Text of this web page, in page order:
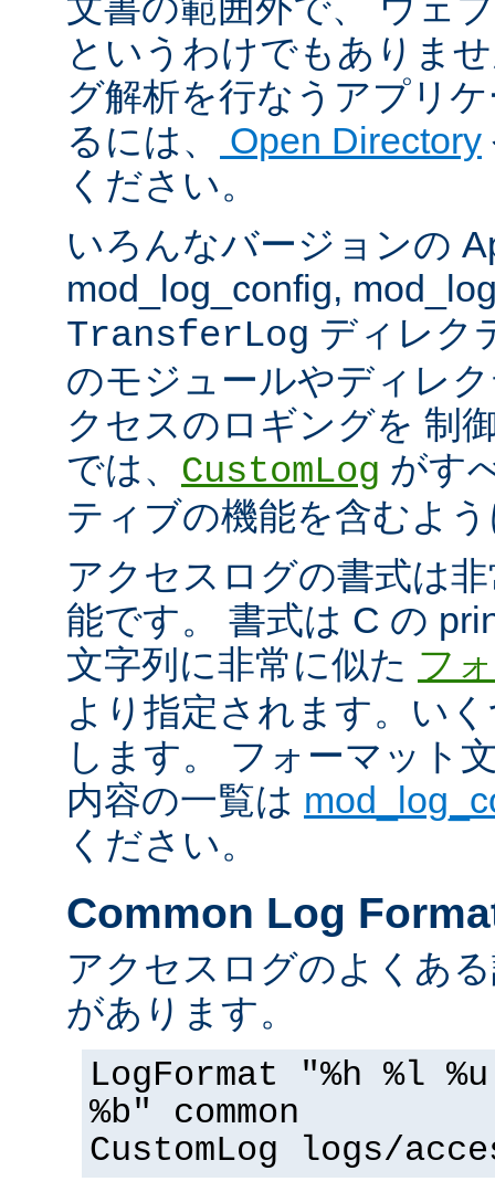
というわけでもありま
グ解析を行なうアプリ
るには、
Open Directory
ください。
いろんなバージョンの
mod_log_config,
TransferLog ディレク
のモジュールやディレ
クセスのロギングを 制
では、 CustomLog がす
ティブの機能を含むよ
アクセスログの書式は
能です。 書式は C の
文字列に非常に似た フ
より指定されます。い
します。 フォーマット
内容の一覧は
ください。
Common Log
アクセスログのよくあ
があります。
LogFormat "%h %l
%b" common
CustomLog logs/